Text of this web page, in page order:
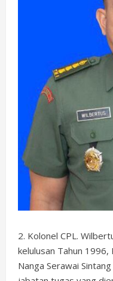
2. Kolonel CPL.
kelulusan Tahun
Nanga Serawai